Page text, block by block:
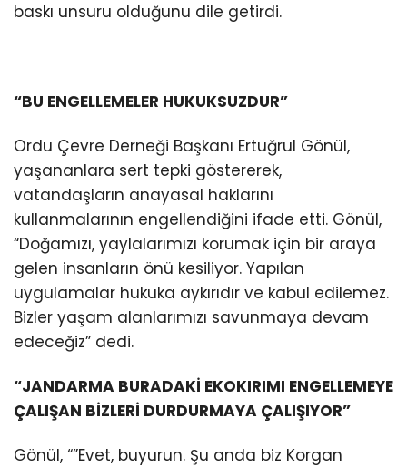
baskı unsuru olduğunu dile getirdi.
“BU ENGELLEMELER HUKUKSUZDUR”
Ordu Çevre Derneği Başkanı Ertuğrul Gönül,
yaşananlara sert tepki göstererek,
vatandaşların anayasal haklarını
kullanmalarının engellendiğini ifade etti. Gönül,
“Doğamızı, yaylalarımızı korumak için bir araya
gelen insanların önü kesiliyor. Yapılan
uygulamalar hukuka aykırıdır ve kabul edilemez.
Bizler yaşam alanlarımızı savunmaya devam
edeceğiz” dedi.
“JANDARMA BURADAKİ EKOKIRIMI ENGELLEMEYE
ÇALIŞAN BİZLERİ DURDURMAYA ÇALIŞIYOR”
Gönül, “”Evet, buyurun. Şu anda biz Korgan